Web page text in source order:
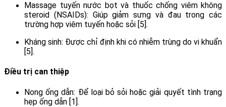
Massage tuyến nước bọt và thuốc chống viêm không
steroid (NSAIDs): Giúp giảm sưng và đau trong các
trường hợp viêm tuyến hoặc sỏi [5].
Kháng sinh: Được chỉ định khi có nhiễm trùng do vi khuẩn
[5].
Điều trị can thiệp
Nong ống dẫn: Để loại bỏ sỏi hoặc giải quyết tình trạng
hẹp ống dẫn [1].